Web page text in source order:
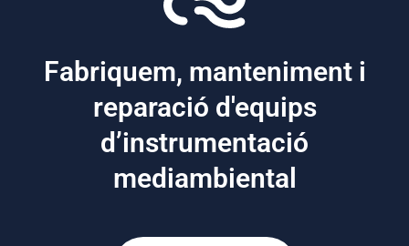
Fabriquem, manteniment i
reparació d'equips
d’instrumentació
mediambiental